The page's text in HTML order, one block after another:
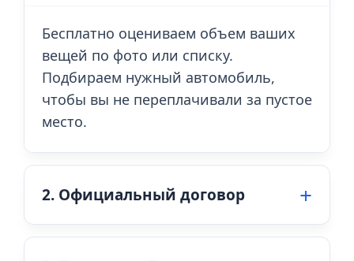
Бесплатно оцениваем объем ваших
вещей по фото или списку.
Подбираем нужный автомобиль,
чтобы вы не переплачивали за пустое
место.
2. Официальный договор